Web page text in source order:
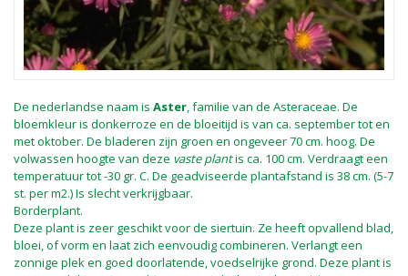
De nederlandse naam is Aster, familie van de Asteraceae. De
bloemkleur is donkerroze en de bloeitijd is van ca. september tot en
met oktober. De bladeren zijn groen en ongeveer 70 cm. hoog. De
volwassen hoogte van deze vaste plantis ca. 100 cm. Verdraagt een
temperatuur tot -30 gr. C. De geadviseerde plantafstand is 38 cm. (5-7
st. per m2.) Is slecht verkrijgbaar.
Borderplant.
Deze plant is zeer geschikt voor de siertuin. Ze heeft opvallend blad,
bloei, of vorm en laat zich eenvoudig combineren. Verlangt een
zonnige plek en goed doorlatende, voedselrijke grond. Deze plant is